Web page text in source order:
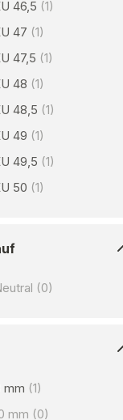
46,5 (1)
47 (1)
47,5 (1)
48 (1)
48,5 (1)
49 (1)
49,5 (1)
50 (1)
(0)
mm (1)
mm (0)